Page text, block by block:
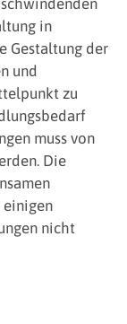
in
Gestaltung der
und
zu
muss von
Die
nicht